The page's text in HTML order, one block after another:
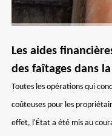
Les aides
des faîtages dans
Toutes les opérations qui
coûteuses pour les
effet, l'État a été mis au